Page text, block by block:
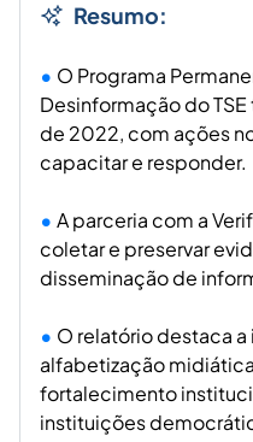
Resumo:
O Programa
Desinformação do
de 2022, com ações
capacitar e responder.
A parceria com a
coletar e preservar
disseminação de
O relatório destaca
alfabetização
fortalecimento
instituições